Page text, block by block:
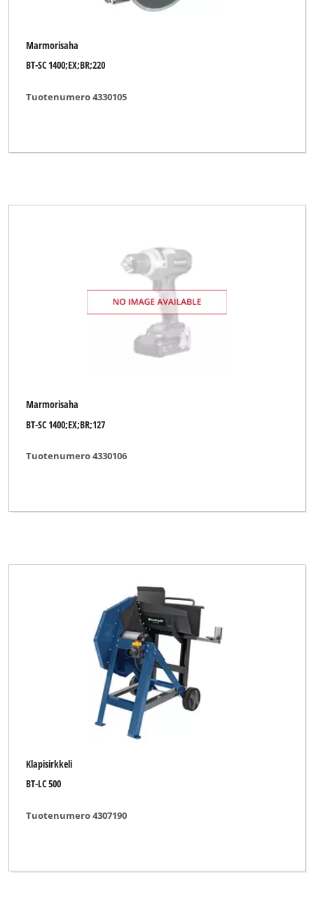
Marmorisaha
BT-SC 1400;EX;BR;220
Tuotenumero 4330105
Marmorisaha
BT-SC 1400;EX;BR;127
Tuotenumero 4330106
Klapisirkkeli
BT-LC 500
Tuotenumero 4307190